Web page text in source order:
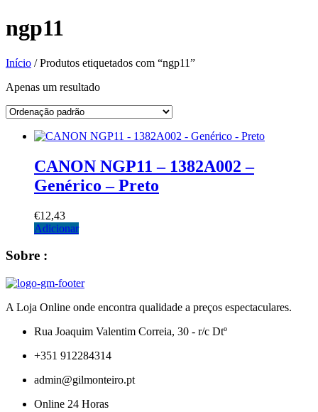
ngp11
Início / Produtos etiquetados com “ngp11”
Apenas um resultado
CANON NGP11 – 1382A002 –
Genérico – Preto
€12,43
Adicionar
Sobre :
A Loja Online onde encontra qualidade a preços espectaculares.
Rua Joaquim Valentim Correia, 30 - r/c Dtº
+351 912284314
admin@gilmonteiro.pt
Online 24 Horas